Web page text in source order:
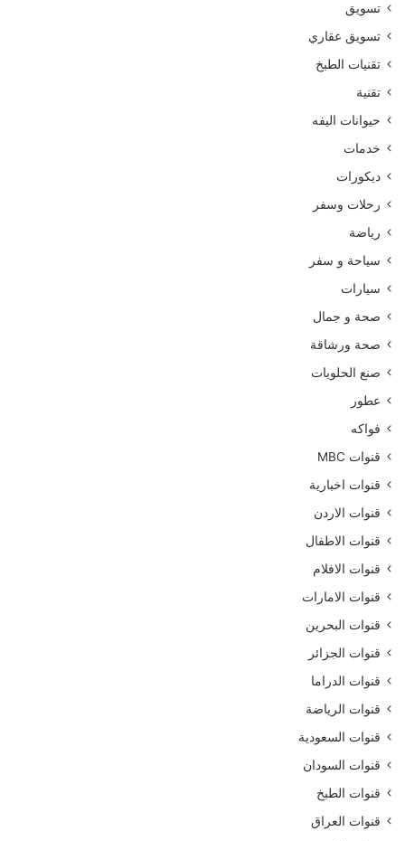
تسويق
تسويق عقاري
تقنيات الطبخ
تقنية
حيوانات اليفه
خدمات
ديكورات
رحلات وسفر
رياضة
سياحة و سفر
سيارات
صحة و جمال
صحة ورشاقة
صنع الحلويات
عطور
فواكه
قنوات MBC
قنوات اخبارية
قنوات الاردن
قنوات الاطفال
قنوات الافلام
قنوات الامارات
قنوات البحرين
قنوات الجزائر
قنوات الدراما
قنوات الرياضة
قنوات السعودية
قنوات السودان
قنوات الطبخ
قنوات العراق